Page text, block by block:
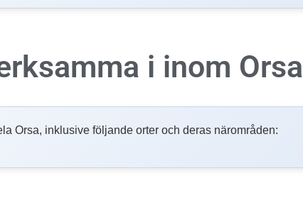
i inom Orsa
Orsa, inklusive följande orter och deras närområden: